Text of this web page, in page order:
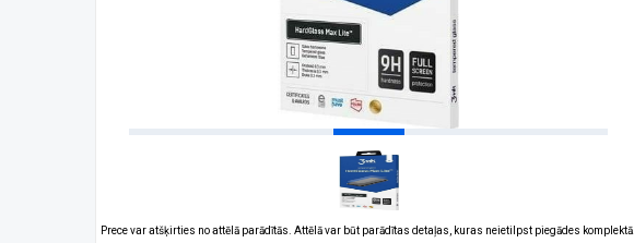
Prece var atšķirties no attēlā parādītās. Attēlā var būt parādītas detaļas, kuras neietilpst piegādes komplektā.